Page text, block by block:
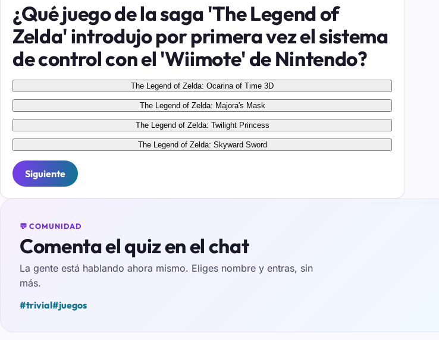
¿Qué juego de la saga 'The Legend of
Zelda' introdujo por primera vez el sistema
de control con el 'Wiimote' de Nintendo?
The Legend of Zelda: Ocarina of Time 3D
The Legend of Zelda: Majora's Mask
The Legend of Zelda: Twilight Princess
The Legend of Zelda: Skyward Sword
Siguiente
💬 COMUNIDAD
Comenta el quiz en el chat
La gente está hablando ahora mismo. Eliges nombre y entras, sin
más.
#trivial#juegos